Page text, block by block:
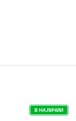
В НАЛИЧИИ